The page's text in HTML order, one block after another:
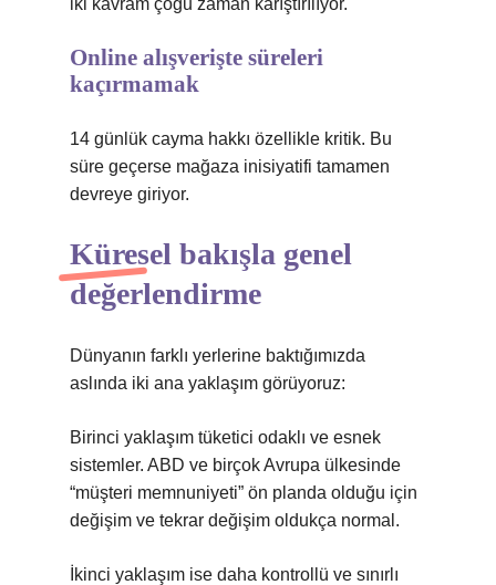
iki kavram çoğu zaman karıştırılıyor.
Online alışverişte süreleri
kaçırmamak
14 günlük cayma hakkı özellikle kritik. Bu
süre geçerse mağaza inisiyatifi tamamen
devreye giriyor.
Küresel bakışla genel
değerlendirme
Dünyanın farklı yerlerine baktığımızda
aslında iki ana yaklaşım görüyoruz:
Birinci yaklaşım tüketici odaklı ve esnek
sistemler. ABD ve birçok Avrupa ülkesinde
“müşteri memnuniyeti” ön planda olduğu için
değişim ve tekrar değişim oldukça normal.
İkinci yaklaşım ise daha kontrollü ve sınırlı